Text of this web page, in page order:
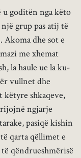
u goditën nga këto
grup pas atij të
Akoma dhe sot e
me xhemat
la haule ue la ku-
vullnet dhe
këtyre shkaqeve,
ngjarje
pasiqë kishin
qarta qëllimet e
qëndrueshmërisë